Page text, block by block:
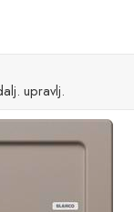
upravlj.